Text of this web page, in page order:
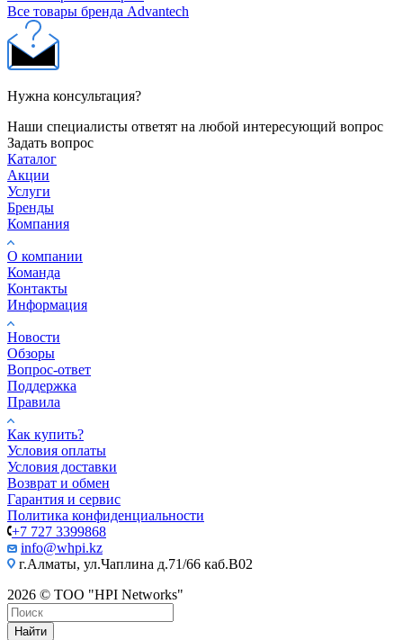
Все товары бренда Advantech
Нужна консультация?
Наши специалисты ответят на любой интересующий вопрос
Задать вопрос
Каталог
Акции
Услуги
Бренды
Компания
О компании
Команда
Контакты
Информация
Новости
Обзоры
Вопрос-ответ
Поддержка
Правила
Как купить?
Условия оплаты
Условия доставки
Возврат и обмен
Гарантия и сервис
Политика конфиденциальности
+7 727 3399868
info@whpi.kz
г.Алматы, ул.Чаплина д.71/66 каб.B02
2026 © ТОО "HPI Networks"
Найти